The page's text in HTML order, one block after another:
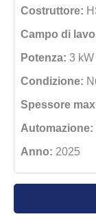
Costruttore:
Campo di
Potenza: 3 kW
Condizione:
Spessore
Automazione:
Anno: 2025